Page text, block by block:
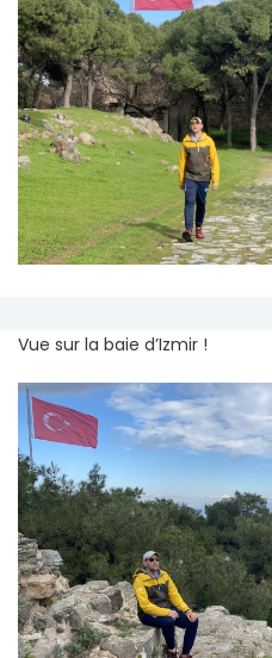
Vue sur la baie d’Izmir !